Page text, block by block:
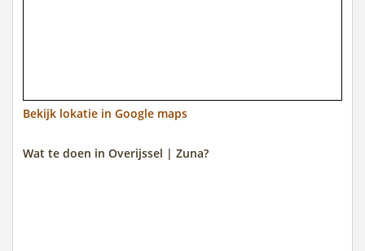
Bekijk lokatie in Google maps
Wat te doen in Overijssel | Zuna?